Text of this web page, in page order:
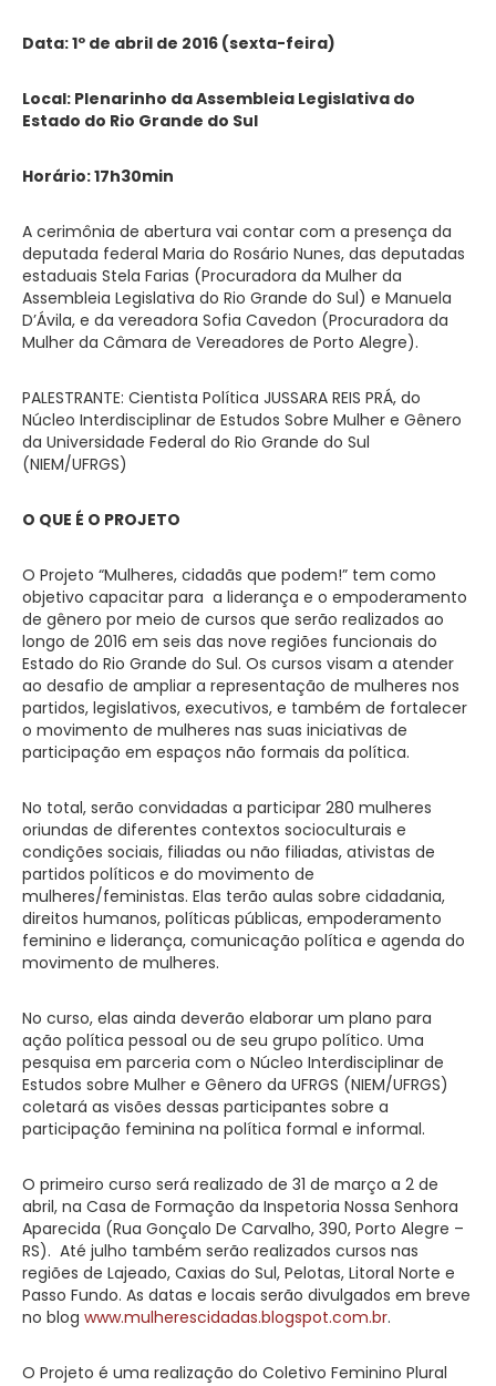
Data: 1º de abril de 2016 (sexta-feira)
Local: Plenarinho da Assembleia Legislativa do
Estado do Rio Grande do Sul
Horário: 17h30min
A cerimônia de abertura vai contar com a presença da
deputada federal Maria do Rosário Nunes, das deputadas
estaduais Stela Farias (Procuradora da Mulher da
Assembleia Legislativa do Rio Grande do Sul) e Manuela
D’Ávila, e da vereadora Sofia Cavedon (Procuradora da
Mulher da Câmara de Vereadores de Porto Alegre).
PALESTRANTE: Cientista Política JUSSARA REIS PRÁ, do
Núcleo Interdisciplinar de Estudos Sobre Mulher e Gênero
da Universidade Federal do Rio Grande do Sul
(NIEM/UFRGS)
O QUE É O PROJETO
O Projeto “Mulheres, cidadãs que podem!” tem como
objetivo capacitar para a liderança e o empoderamento
de gênero por meio de cursos que serão realizados ao
longo de 2016 em seis das nove regiões funcionais do
Estado do Rio Grande do Sul. Os cursos visam a atender
ao desafio de ampliar a representação de mulheres nos
partidos, legislativos, executivos, e também de fortalecer
o movimento de mulheres nas suas iniciativas de
participação em espaços não formais da política.
No total, serão convidadas a participar 280 mulheres
oriundas de diferentes contextos socioculturais e
condições sociais, filiadas ou não filiadas, ativistas de
partidos políticos e do movimento de
mulheres/feministas. Elas terão aulas sobre cidadania,
direitos humanos, políticas públicas, empoderamento
feminino e liderança, comunicação política e agenda do
movimento de mulheres.
No curso, elas ainda deverão elaborar um plano para
ação política pessoal ou de seu grupo político. Uma
pesquisa em parceria com o Núcleo Interdisciplinar de
Estudos sobre Mulher e Gênero da UFRGS (NIEM/UFRGS)
coletará as visões dessas participantes sobre a
participação feminina na política formal e informal.
O primeiro curso será realizado de 31 de março a 2 de
abril, na Casa de Formação da Inspetoria Nossa Senhora
Aparecida (Rua Gonçalo De Carvalho, 390, Porto Alegre –
RS). Até julho também serão realizados cursos nas
regiões de Lajeado, Caxias do Sul, Pelotas, Litoral Norte e
Passo Fundo. As datas e locais serão divulgados em breve
no blog www.mulherescidadas.blogspot.com.br.
O Projeto é uma realização do Coletivo Feminino Plural